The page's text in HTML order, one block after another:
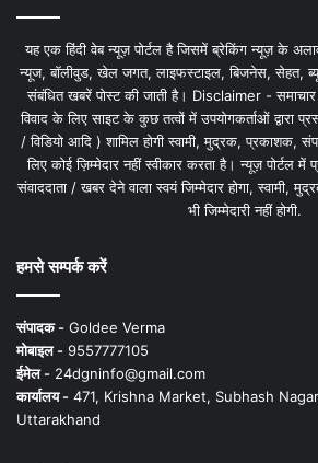
यह एक हिंदी वेब न्यूज़ पोर्टल है जिसमें ब्रेकिंग न्यूज़ के
न्यूज, बॉलीवुड, खेल जगत, लाइफस्टाइल, बिजनेस, सेहत,
संबंधित खबरें पोस्ट की जाती है। Disclaimer -
विवाद के लिए साइट के कुछ तत्वों में उपयोगकर्ताओं द्वारा
/ विडियो आदि ) शामिल होगी स्वामी, मुद्रक, प्रकाशक,
लिए कोई ज़िम्मेदार नहीं स्वीकार करता है। न्यूज़ पोर्टल में
संवाददाता / खबर देने वाला स्वयं जिम्मेदार होगा, स्वामी,
भी जिम्मेदारी नहीं होगी.
हमसे सम्पर्क करें
संपादक - Goldee Verma
मोबाइल - 9557777105
ईमेल - 24dgninfo@gmail.com
कार्यालय - 471, Krishna Market, Subhash
Uttarakhand